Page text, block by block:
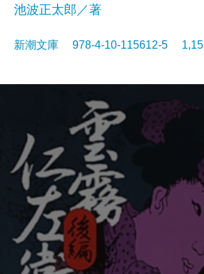
池波正太郎／著
新潮文庫 978-4-10-115612-5